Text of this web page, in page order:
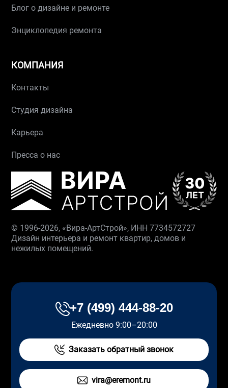
Блог о дизайне и ремонте
Энциклопедия ремонта
КОМПАНИЯ
Контакты
Студия дизайна
Карьера
Пресса о нас
© 1996-2026, «Вира-АртСтрой», ИНН 7734572727
Дизайн интерьера и ремонт квартир, домов и
нежилых помещений.
+7 (499) 444-88-20
Ежедневно 9:00–20:00
Заказать обратный звонок
vira@eremont.ru